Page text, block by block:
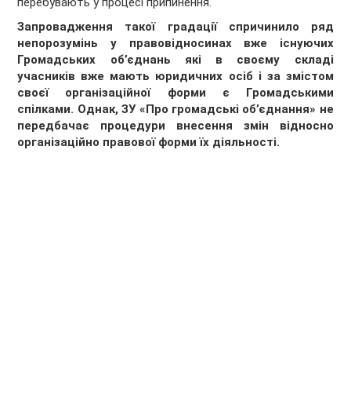
Запровадження такої градації спричинило ряд
непорозумінь у правовідносинах вже існуючих
Громадських об’єднань які в своєму складі
учасників вже мають юридичних осіб і за змістом
своєї організаційної форми є Громадськими
спілками. Однак, ЗУ «Про громадські об’єднання» не
передбачає процедури внесення змін відносно
організаційно правової форми їх діяльності.